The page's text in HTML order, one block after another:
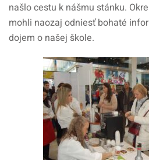
našlo cestu k nášmu stánku.
mohli naozaj odniesť bohaté
dojem o našej škole.